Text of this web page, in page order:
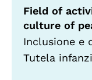
Field of
culture of
Inclusione e
Tutela